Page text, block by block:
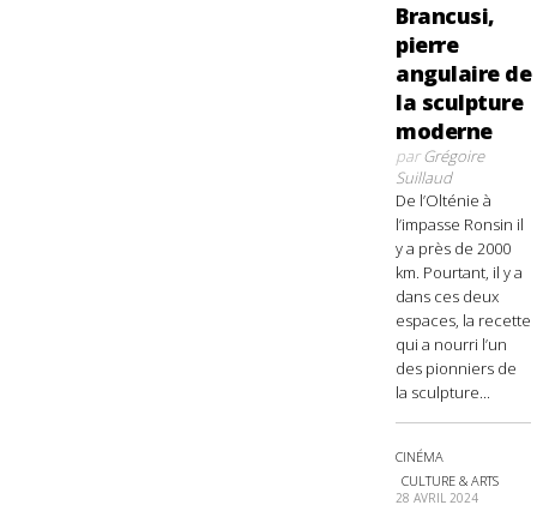
Brancusi,
pierre
angulaire de
la sculpture
moderne
parGrégoire
Suillaud
De l’Olténie à
l’impasse Ronsin il
y a près de 2000
km. Pourtant, il y a
dans ces deux
espaces, la recette
qui a nourri l’un
des pionniers de
la sculpture...
CINÉMA
CULTURE & ARTS
28 AVRIL 2024